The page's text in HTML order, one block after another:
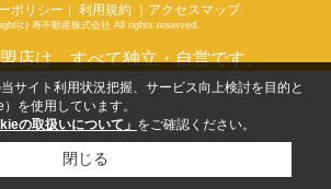
ポリシー ｜ 利用規約 ｜アクセスマップ
寿不動産株式会社 All rights reserved.
店は、すべて独立・自営です。
サイト利用状況把握、サービス向上検討を目的と
を使用しています。
の取扱いについて」 をご確認ください。
閉じる